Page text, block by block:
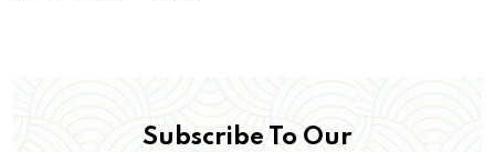
Subscribe To Our